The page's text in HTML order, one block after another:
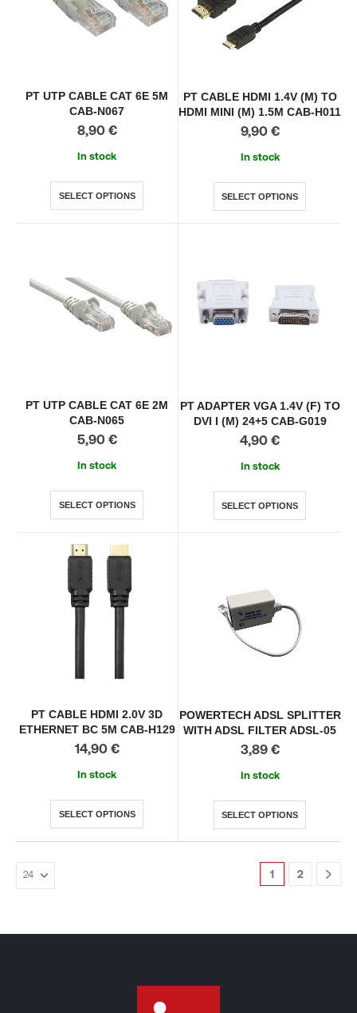
PT UTP CABLE CAT 6E 5M
CAB-N067
8,90 €
In stock
SELECT OPTIONS
PT CABLE HDMI 1.4V (M) TO
HDMI MINI (M) 1.5M CAB-H011
9,90 €
In stock
SELECT OPTIONS
PT UTP CABLE CAT 6E 2M
CAB-N065
5,90 €
In stock
SELECT OPTIONS
PT ADAPTER VGA 1.4V (F) TO
DVI I (M) 24+5 CAB-G019
4,90 €
In stock
SELECT OPTIONS
PT CABLE HDMI 2.0V 3D
ETHERNET BC 5M CAB-H129
14,90 €
In stock
SELECT OPTIONS
POWERTECH ADSL SPLITTER
WITH ADSL FILTER ADSL-05
3,89 €
In stock
SELECT OPTIONS
1 2